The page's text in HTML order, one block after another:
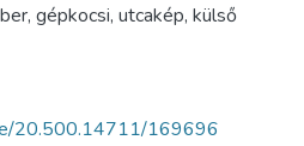
, gépkocsi, utcakép, külső
20.500.14711/169696